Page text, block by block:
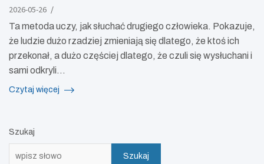
2026-05-26
Ta metoda uczy, jak słuchać drugiego człowieka. Pokazuje,
że ludzie dużo rzadziej zmieniają się dlatego, że ktoś ich
przekonał, a dużo częściej dlatego, że czuli się wysłuchani i
sami odkryli…
Czytaj więcej
Szukaj
Szukaj